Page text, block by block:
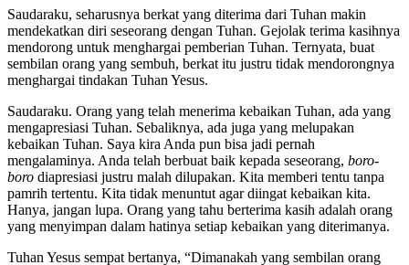
Saudaraku, seharusnya berkat yang diterima dari Tuhan makin
mendekatkan diri seseorang dengan Tuhan. Gejolak terima kasihnya
mendorong untuk menghargai pemberian Tuhan. Ternyata, buat
sembilan orang yang sembuh, berkat itu justru tidak mendorongnya
menghargai tindakan Tuhan Yesus.
Saudaraku. Orang yang telah menerima kebaikan Tuhan, ada yang
mengapresiasi Tuhan. Sebaliknya, ada juga yang melupakan
kebaikan Tuhan. Saya kira Anda pun bisa jadi pernah
mengalaminya. Anda telah berbuat baik kepada seseorang, boro-
boro diapresiasi justru malah dilupakan. Kita memberi tentu tanpa
pamrih tertentu. Kita tidak menuntut agar diingat kebaikan kita.
Hanya, jangan lupa. Orang yang tahu berterima kasih adalah orang
yang menyimpan dalam hatinya setiap kebaikan yang diterimanya.
Tuhan Yesus sempat bertanya, “Dimanakah yang sembilan orang